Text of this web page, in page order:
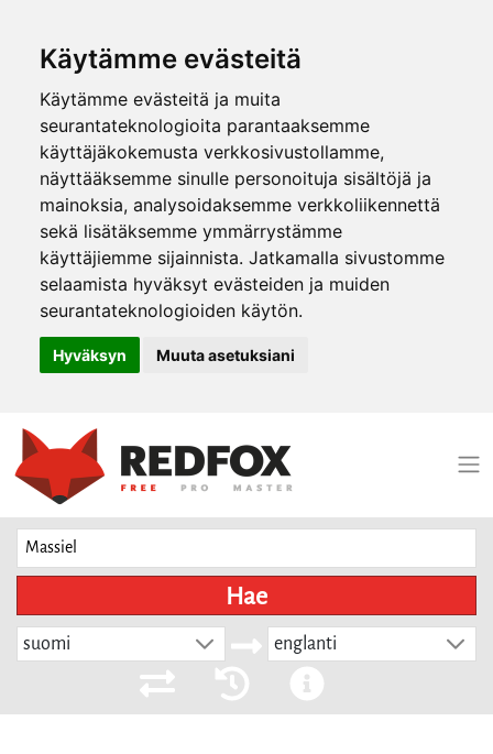
Käytämme evästeitä
Käytämme evästeitä ja muita
seurantateknologioita parantaaksemme
käyttäjäkokemusta verkkosivustollamme,
näyttääksemme sinulle personoituja sisältöjä ja
mainoksia, analysoidaksemme verkkoliikennettä
sekä lisätäksemme ymmärrystämme
käyttäjiemme sijainnista. Jatkamalla sivustomme
selaamista hyväksyt evästeiden ja muiden
seurantateknologioiden käytön.
Hyväksyn Muuta asetuksiani
Hae
suomi englanti